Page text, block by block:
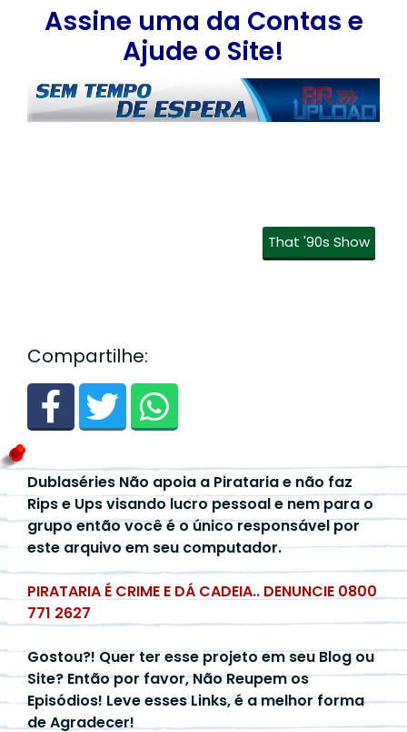
Assine uma da Contas e
Ajude o Site!
That '90s Show
Compartilhe:
Dublaséries Não apoia a Pirataria e não faz
Rips e Ups visando lucro pessoal e nem para o
grupo então você é o único responsável por
este arquivo em seu computador.
PIRATARIA É CRIME E DÁ CADEIA.. DENUNCIE 0800
771 2627
Gostou?! Quer ter esse projeto em seu Blog ou
Site? Então por favor, Não Reupem os
Episódios! Leve esses Links, é a melhor forma
de Agradecer!